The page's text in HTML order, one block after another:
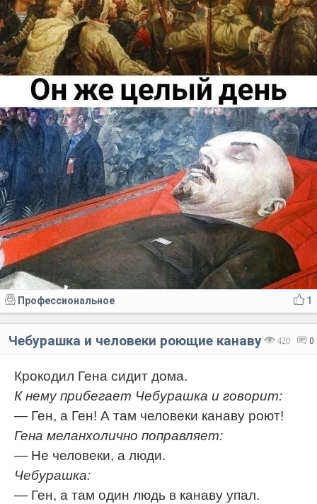
1
Профессиональное
420 0
Чебурашка и человеки роющие канаву
Крокодил Гена сидит дома.
К нему прибегает Чебурашка и говорит:
— Ген, а Ген! А там человеки канаву роют!
Гена меланхолично поправляет:
— Не человеки, а люди.
Чебурашка:
— Ген, а там один людь в канаву упал.